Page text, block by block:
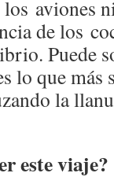
aviones
de los
Puede
lo que más
la
este